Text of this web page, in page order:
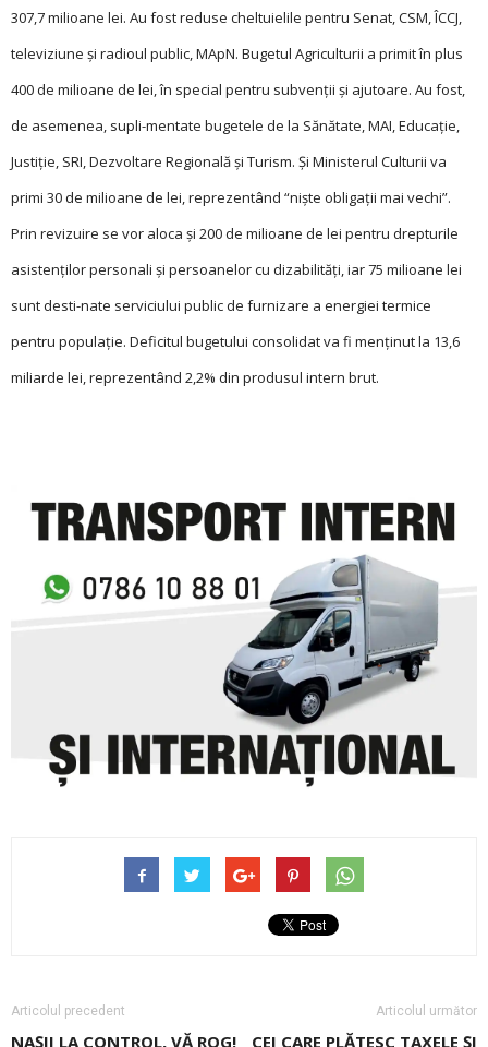
307,7 milioane lei. Au fost reduse cheltuielile pentru Senat, CSM, ÎCCJ,
televiziune și radioul public, MApN. Bugetul Agriculturii a primit în plus
400 de milioane de lei, în special pentru subvenții și ajutoare. Au fost,
de asemenea, supli-mentate bugetele de la Sănătate, MAI, Educație,
Justiție, SRI, Dezvoltare Regională și Turism. Și Ministerul Culturii va
primi 30 de milioane de lei, reprezentând “niște obligații mai vechi”.
Prin revizuire se vor aloca și 200 de milioane de lei pentru drepturile
asistenților personali și persoanelor cu dizabilități, iar 75 milioane lei
sunt desti-nate serviciului public de furnizare a energiei termice
pentru populaţie. Deficitul bugetului consolidat va fi menţinut la 13,6
miliarde lei, reprezentând 2,2% din produsul intern brut.
Articolul precedent
NAȘII LA CONTROL, VĂ ROG!
Articolul următor
CEI CARE PLĂTESC TAXELE ȘI